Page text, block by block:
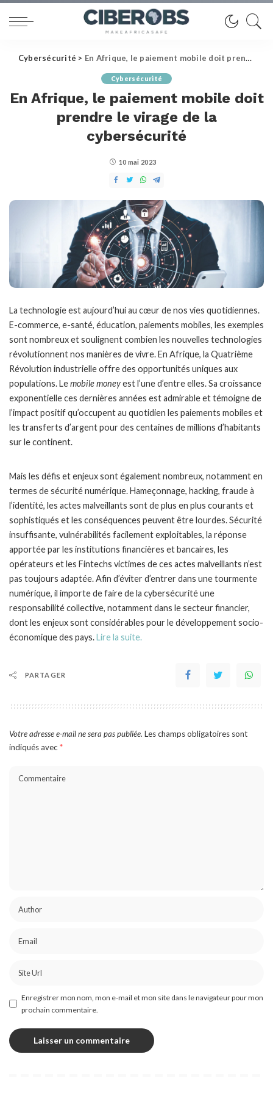
Cybersécurité > En Afrique, le paiement mobile doit prendre le virage de la cybersécurité
Cybersécurité
En Afrique, le paiement mobile doit
prendre le virage de la
cybersécurité
10 mai 2023
La technologie est aujourd’hui au cœur de nos vies quotidiennes.
E-commerce, e-santé, éducation, paiements mobiles, les exemples
sont nombreux et soulignent combien les nouvelles technologies
révolutionnent nos manières de vivre. En Afrique, la Quatrième
Révolution industrielle offre des opportunités uniques aux
populations. Lemobile moneyest l’une d’entre elles. Sa croissance
exponentielle ces dernières années est admirable et témoigne de
l’impact positif qu’occupent au quotidien les paiements mobiles et
les transferts d’argent pour des centaines de millions d’habitants
sur le continent.
Mais les défis et enjeux sont également nombreux, notamment en
termes de sécurité numérique. Hameçonnage, hacking, fraude à
l’identité, les actes malveillants sont de plus en plus courants et
sophistiqués et les conséquences peuvent être lourdes. Sécurité
insuffisante, vulnérabilités facilement exploitables, la réponse
apportée par les institutions financières et bancaires, les
opérateurs et les Fintechs victimes de ces actes malveillants n’est
pas toujours adaptée. Afin d’éviter d’entrer dans une tourmente
numérique, il importe de faire de la cybersécurité une
responsabilité collective, notamment dans le secteur financier,
dont les enjeux sont considérables pour le développement socio-
économique des pays.Lire la suite.
PARTAGER
Votre adresse e-mail ne sera pas publiée. Les champs obligatoires sont
indiqués avec *
Enregistrer mon nom, mon e-mail et mon site dans le navigateur pour mon
prochain commentaire.